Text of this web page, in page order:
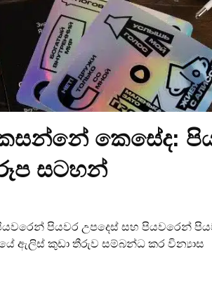
කෙසේද:
සටහන්
පියවර උපදෙස් සහ පියවරෙන්
ඇලිස් කුඩා තීරුව සම්බන්ධ කර වින්‍යාස